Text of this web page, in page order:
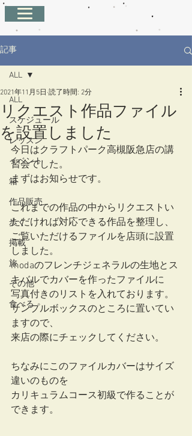
記事
ALL
スケジュール
レッスン
イベント
箱
作品販売
歩く
掲載
旅
その他
食べる
ALL
リクエスト作品ファイル
を設置しました
2021年11月5日 読了時間: 2分
今日はクラフトパーク高槻阪急店の講
習会でした。
まずはお知らせです。
これまでの作品の中からリクエストい
ただければ対応できる作品を整理し、
ご覧いただけるファイルを店頭に設置
しました。
modaのフレンチジェネラルの生地とス
キバルでカバーを作ったファイルに
写真付きのリストを入れております。
サンプルボックスのところに置いてい
ますので、
来店の際にチェックしてください。
ちなみにこのファイルカバーはサイズ
違いのものを
カリキュラムコース初級で作ることが
できます。